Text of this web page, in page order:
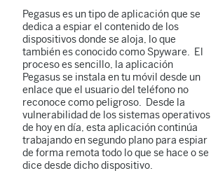
Pegasus es un tipo de aplicación que se
dedica a espiar el contenido de los
dispositivos donde se aloja, lo que
también es conocido como Spyware. El
proceso es sencillo, la aplicación
Pegasus se instala en tu móvil desde un
enlace que el usuario del teléfono no
reconoce como peligroso. Desde la
vulnerabilidad de los sistemas operativos
de hoy en día, esta aplicación continúa
trabajando en segundo plano para espiar
de forma remota todo lo que se hace o se
dice desde dicho dispositivo.